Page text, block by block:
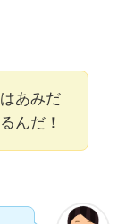
あみだ
んだ！